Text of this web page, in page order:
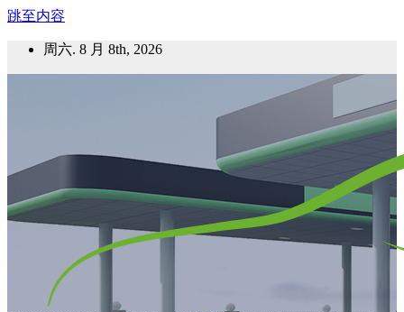
跳至内容
周六. 8 月 8th, 2026